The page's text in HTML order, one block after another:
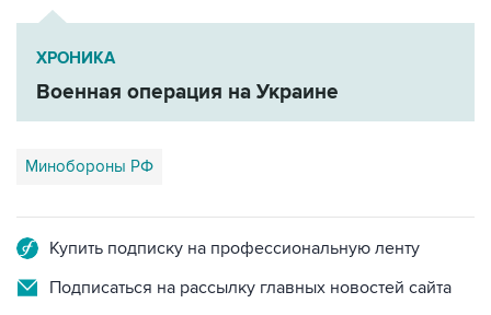
ХРОНИКА
Военная операция на Украине
Минобороны РФ
Купить подписку на профессиональную ленту
Подписаться на рассылку главных новостей сайта